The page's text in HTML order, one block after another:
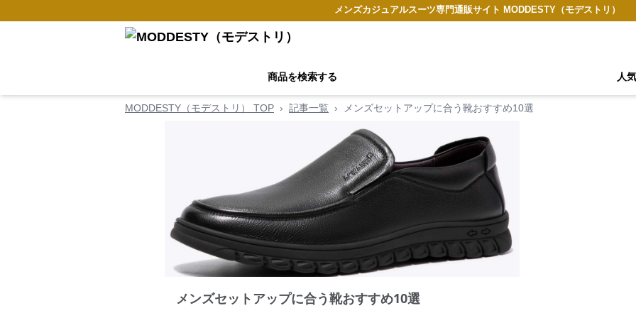
メンズカジュアルスーツ専門通販サイト MODDESTY（モデストリ）
商品を検索する 人
MODDESTY（モデストリ） TOP › 記事一覧 › メンズセットアップに合う靴おすすめ10選
メンズセットアップに合う靴おすすめ10選